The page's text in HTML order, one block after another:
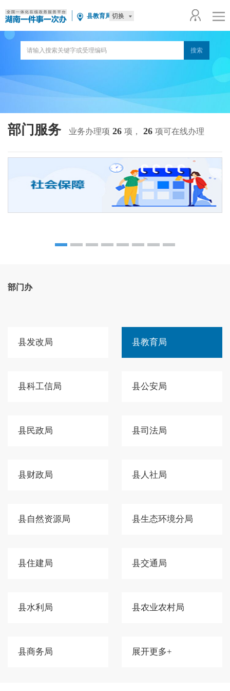
县教育局 切换
部门服务 业务办理项 26 项， 26 项可在线办理
部门办
县发改局 县教育局
县科工信局 县公安局
县民政局 县司法局
县财政局 县人社局
县自然资源局 县生态环境分局
县住建局 县交通局
县水利局 县农业农村局
县商务局 展开更多+